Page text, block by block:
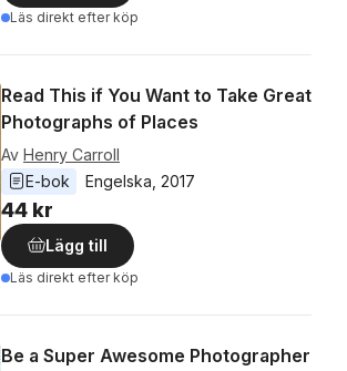
Läs direkt efter köp
Read This if You Want to Take Great
Photographs of Places
Av Henry Carroll
E-bok
Engelska 2017
44 kr
Lägg till
Läs direkt efter köp
Be a Super Awesome Photographer